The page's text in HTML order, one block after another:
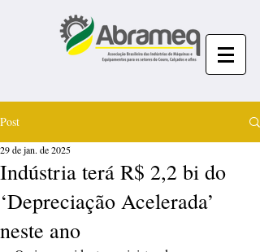
Post
Indústria terá R$ 2,2 bi do
‘Depreciação Acelerada’
neste ano
29 de jan. de 2025